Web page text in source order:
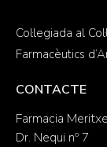
Col·legiada al
Farmacèutics
CONTACTE
Farmacia
Dr. Nequi nº 7